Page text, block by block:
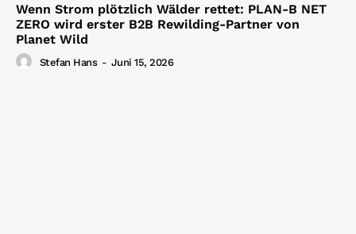
Wenn Strom plötzlich Wälder rettet: PLAN-B NET
ZERO wird erster B2B Rewilding-Partner von
Planet Wild
Stefan Hans - Juni 15, 2026